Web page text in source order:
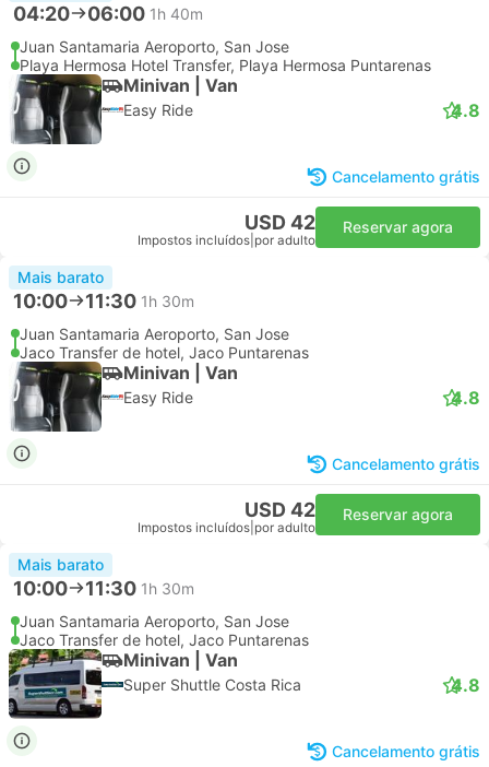
04:20 06:00 1h 40m
Juan Santamaria Aeroporto, San Jose
Playa Hermosa Hotel Transfer, Playa Hermosa Puntarenas
Minivan | Van
Easy Ride 4.8
Cancelamento grátis
USD 42
Impostos incluídos por adulto
Reservar agora
Mais barato
10:00 11:30 1h 30m
Juan Santamaria Aeroporto, San Jose
Jaco Transfer de hotel, Jaco Puntarenas
Minivan | Van
Easy Ride 4.8
Cancelamento grátis
USD 42
Impostos incluídos por adulto
Reservar agora
Mais barato
10:00 11:30 1h 30m
Juan Santamaria Aeroporto, San Jose
Jaco Transfer de hotel, Jaco Puntarenas
Minivan | Van
Super Shuttle Costa Rica 4.8
Cancelamento grátis